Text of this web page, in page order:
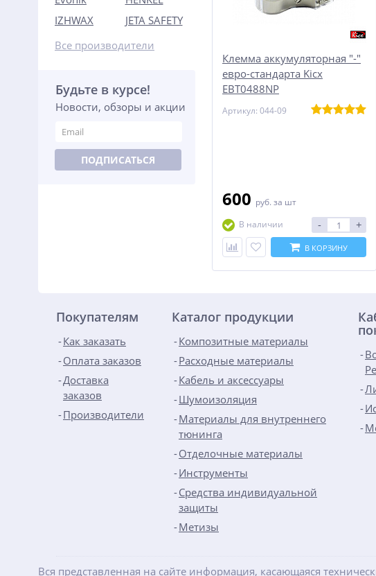
IZHWAX
JETA SAFETY
Все производители
Будьте в курсе!
Новости, обзоры и акции
ПОДПИСАТЬСЯ
Клемма аккумуляторная "-"
евро-стандарта Kicx
EBT0488NP
Артикул: 044-09
600 руб. за шт
В наличии
- +
В КОРЗИНУ
Покупателям
Как заказать
Оплата заказов
Доставка
заказов
Производители
Каталог продукции
Композитные материалы
Расходные материалы
Кабель и аксессуары
Шумоизоляция
Материалы для внутреннего
тюнинга
Отделочные материалы
Инструменты
Средства индивидуальной
защиты
Метизы
Вся представленная на сайте информация, касающаяся